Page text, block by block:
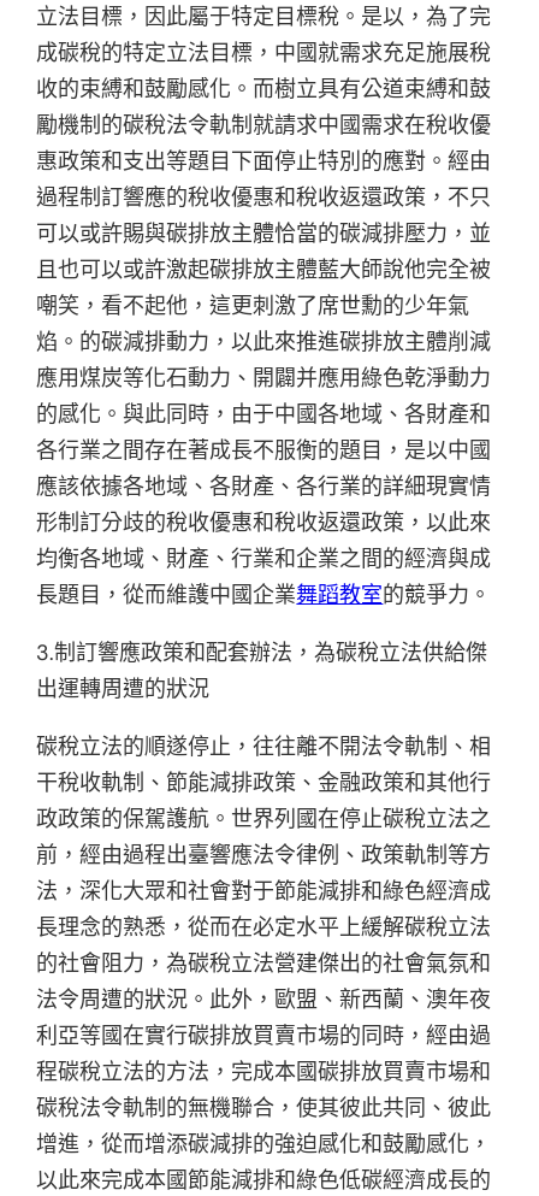
立法目標，因此屬于特定目標稅。是以，為了完
成碳稅的特定立法目標，中國就需求充足施展稅
收的束縛和鼓勵感化。而樹立具有公道束縛和鼓
勵機制的碳稅法令軌制就請求中國需求在稅收優
惠政策和支出等題目下面停止特別的應對。經由
過程制訂響應的稅收優惠和稅收返還政策，不只
可以或許賜與碳排放主體恰當的碳減排壓力，並
且也可以或許激起碳排放主體藍大師說他完全被
嘲笑，看不起他，這更刺激了席世勳的少年氣
焰。的碳減排動力，以此來推進碳排放主體削減
應用煤炭等化石動力、開闢并應用綠色乾淨動力
的感化。與此同時，由于中國各地域、各財產和
各行業之間存在著成長不服衡的題目，是以中國
應該依據各地域、各財產、各行業的詳細現實情
形制訂分歧的稅收優惠和稅收返還政策，以此來
均衡各地域、財產、行業和企業之間的經濟與成
長題目，從而維護中國企業舞蹈教室的競爭力。
3.制訂響應政策和配套辦法，為碳稅立法供給傑
出運轉周遭的狀況
碳稅立法的順遂停止，往往離不開法令軌制、相
干稅收軌制、節能減排政策、金融政策和其他行
政政策的保駕護航。世界列國在停止碳稅立法之
前，經由過程出臺響應法令律例、政策軌制等方
法，深化大眾和社會對于節能減排和綠色經濟成
長理念的熟悉，從而在必定水平上緩解碳稅立法
的社會阻力，為碳稅立法營建傑出的社會氣氛和
法令周遭的狀況。此外，歐盟、新西蘭、澳年夜
利亞等國在實行碳排放買賣市場的同時，經由過
程碳稅立法的方法，完成本國碳排放買賣市場和
碳稅法令軌制的無機聯合，使其彼此共同、彼此
增進，從而增添碳減排的強迫感化和鼓勵感化，
以此來完成本國節能減排和綠色低碳經濟成長的